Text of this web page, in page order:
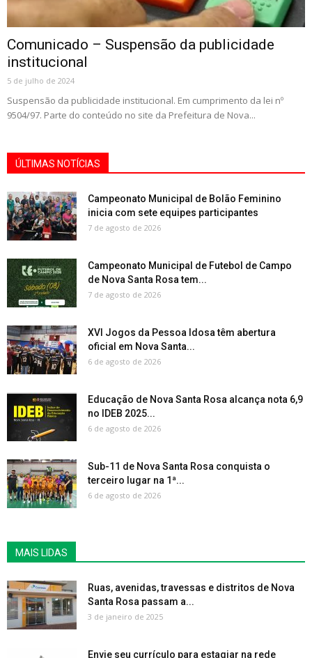
Comunicado – Suspensão da publicidade
institucional
5 de julho de 2024
Suspensão da publicidade institucional. Em cumprimento da lei nº
9504/97. Parte do conteúdo no site da Prefeitura de Nova...
ÚLTIMAS NOTÍCIAS
Campeonato Municipal de Bolão Feminino
inicia com sete equipes participantes
7 de agosto de 2026
Campeonato Municipal de Futebol de Campo
de Nova Santa Rosa tem...
7 de agosto de 2026
XVI Jogos da Pessoa Idosa têm abertura
oficial em Nova Santa...
6 de agosto de 2026
Educação de Nova Santa Rosa alcança nota 6,9
no IDEB 2025...
6 de agosto de 2026
Sub-11 de Nova Santa Rosa conquista o
terceiro lugar na 1ª...
6 de agosto de 2026
MAIS LIDAS
Ruas, avenidas, travessas e distritos de Nova
Santa Rosa passam a...
3 de janeiro de 2025
Envie seu currículo para estagiar na rede